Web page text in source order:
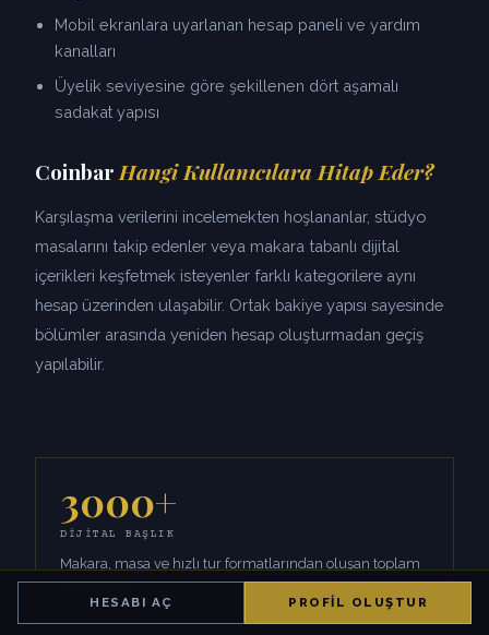
Mobil ekranlara uyarlanan hesap paneli ve yardım
kanalları
Üyelik seviyesine göre şekillenen dört aşamalı
sadakat yapısı
Coinbar Hangi Kullanıcılara Hitap Eder?
Karşılaşma verilerini incelemekten hoşlananlar, stüdyo
masalarını takip edenler veya makara tabanlı dijital
içerikleri keşfetmek isteyenler farklı kategorilere aynı
hesap üzerinden ulaşabilir. Ortak bakiye yapısı sayesinde
bölümler arasında yeniden hesap oluşturmadan geçiş
yapılabilir.
3000+
DIJITAL BAŞLIK
Makara, masa ve hızlı tur formatlarından oluşan toplam
koleksiyon.
HESABI AÇ PROFIL OLUŞTUR